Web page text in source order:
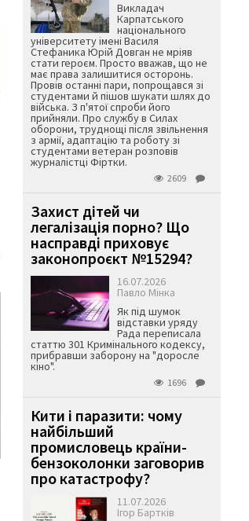
Викладач
Карпатського
національного
університету імені Василя
Стефаника Юрій Довган не мріяв
стати героєм. Просто вважав, що не
має права залишитися осторонь.
Провів останні пари, попрощався зі
студентами й пішов шукати шлях до
війська. З п'ятої спроби його
прийняли. Про службу в Силах
оборони, труднощі після звільнення
з армії, адаптацію та роботу зі
студентами ветеран розповів
журналістці Фіртки.
2609
Захист дітей чи
легалізація порно? Що
насправді приховує
законопроєкт №15294?
16.07.2026
Павло Мінка
Як під шумок
відставки уряду
Рада переписала
статтю 301 Кримінального кодексу,
прибравши заборону на "доросле
кіно".
1696
Кити і паразити: чому
найбільший
промисловець країни-
бензоколонки заговорив
про катастрофу?
11.07.2026
Ігор Бартків